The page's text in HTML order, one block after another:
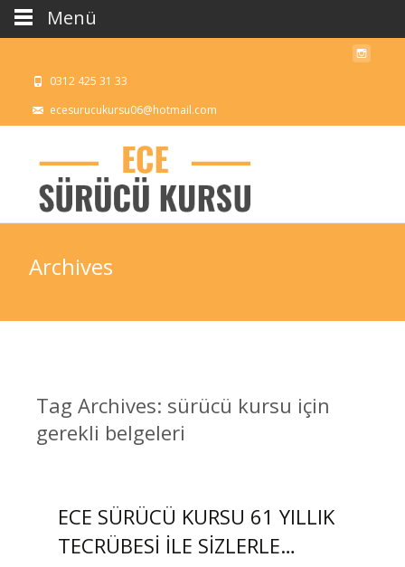
0312 425 31 33
ecesurucukursu06@hotmail.com
Archives
Tag Archives: sürücü kursu için
gerekli belgeleri
ECE SÜRÜCÜ KURSU 61 YILLIK
TECRÜBESİ İLE SİZLERLE…
Menü